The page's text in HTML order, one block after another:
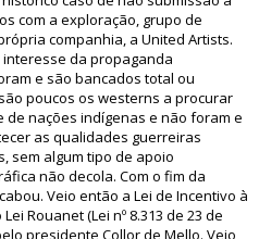
com a exploração, grupo de
companhia, a United Artists.
interesse da propaganda
e são bancados total ou
poucos os westerns a procurar
de nações indígenas e não foram e
as qualidades guerreiras
sem algum tipo de apoio
não decola. Com o fim da
Veio então a Lei de Incentivo à
Rouanet (Lei nº 8.313 de 23 de
presidente Collor de Mello. Veio